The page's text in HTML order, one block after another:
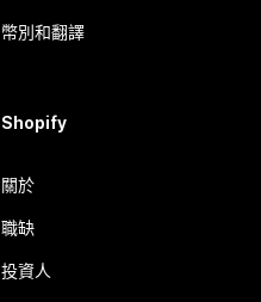
幣別和翻譯
Shopify
關於
職缺
投資人